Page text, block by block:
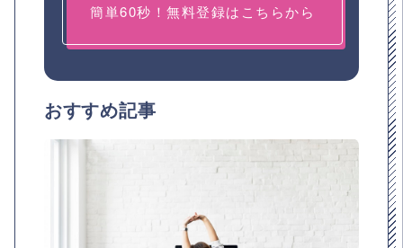
簡単60秒！無料登録はこちらから
おすすめ記事